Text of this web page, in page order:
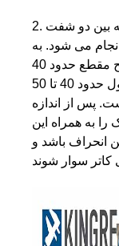
2. این آزمایش با اندازه گیری اختلاف شانه بین دو شفت
می شود. به
طور معمول، میله مربع دارای سطح مقطع حدود 40
میلی متر یا 50 میلی متر مربع و طول حدود 40 تا 50
پس از اندازه
را به همراه این
انحراف باشد و